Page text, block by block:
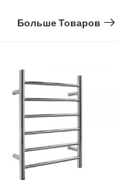
Больше Товаров